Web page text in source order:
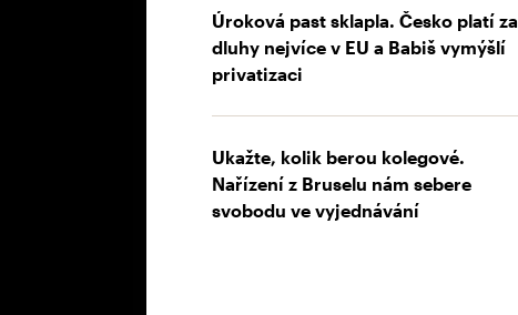
Úroková past sklapla. Česko platí za
dluhy nejvíce v EU a Babiš vymýšlí
privatizaci
Ukažte, kolik berou kolegové.
Nařízení z Bruselu nám sebere
svobodu ve vyjednávání